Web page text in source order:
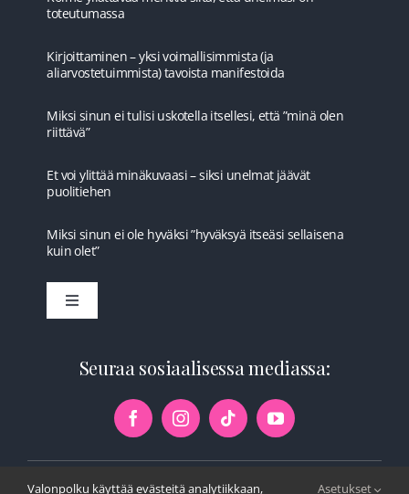
toteutumassa
Kirjoittaminen – yksi voimallisimmista (ja
aliarvostetuimmista) tavoista manifestoida
Miksi sinun ei tulisi uskotella itsellesi, että ”minä olen
riittävä”
Et voi ylittää minäkuvaasi – siksi unelmat jäävät
puolitiehen
Miksi sinun ei ole hyväksi ”hyväksyä itseäsi sellaisena
kuin olet”
Toggle
Seuraa sosiaalisessa mediassa:
Valonpolku käyttää evästeitä analytiikkaan, Asetukset